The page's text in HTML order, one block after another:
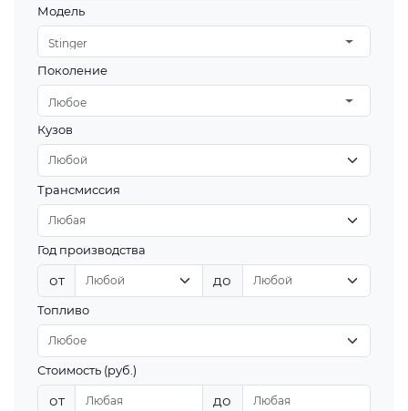
Модель
Stinger
Поколение
Любое
Кузов
Трансмиссия
Год производства
от до
Топливо
Стоимость (руб.)
от до